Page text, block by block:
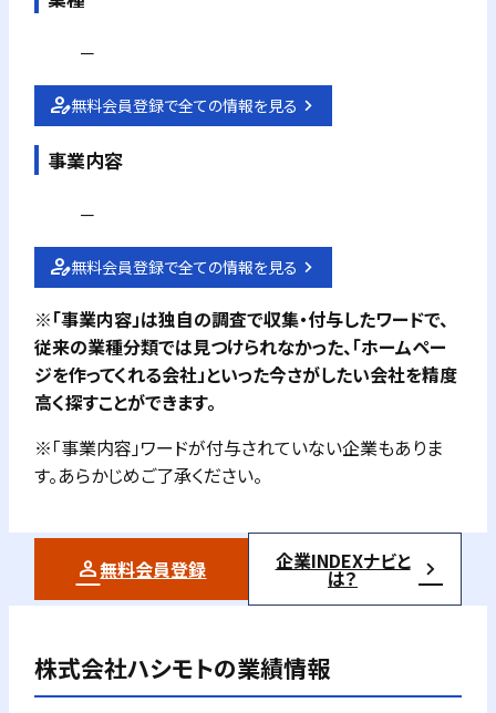
－
無料会員登録で全ての情報を見る
事業内容
－
無料会員登録で全ての情報を見る
※「事業内容」は独自の調査で収集・付与したワードで、
従来の業種分類では見つけられなかった、「ホームペー
ジを作ってくれる会社」といった今さがしたい会社を精度
高く探すことができます。
※「事業内容」ワードが付与されていない企業もありま
す。あらかじめご了承ください。
無料会員登録 企業INDEXナビと
は？
株式会社ハシモトの業績情報